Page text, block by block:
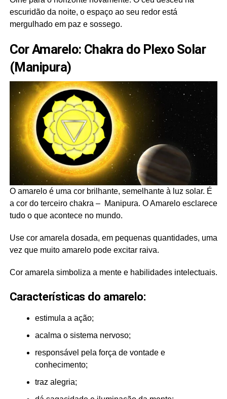
escuridão da noite, o espaço ao seu redor está
mergulhado em paz e sossego.
Cor Amarelo: Chakra do Plexo Solar
(Manipura)
O amarelo é uma cor brilhante, semelhante à luz solar. É
a cor do terceiro chakra – Manipura. O Amarelo esclarece
tudo o que acontece no mundo.
Use cor amarela dosada, em pequenas quantidades, uma
vez que muito amarelo pode excitar raiva.
Cor amarela simboliza a mente e habilidades intelectuais.
Características do amarelo:
estimula a ação;
acalma o sistema nervoso;
responsável pela força de vontade e
conhecimento;
traz alegria;